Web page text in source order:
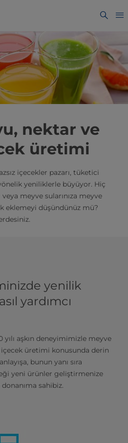
nektar ve
üretimi
içecekler pazarı, tüketici
yeniliklerle büyüyor. Hiç
meyve sularınıza meyve
eklemeyi düşündünüz mü?
yenilik
yardımcı
aşkın deneyimimizle meyve
içecek üretimi konusunda derin
bunun yanı sıra
yeni ürünler geliştirmenize
sahibiz.